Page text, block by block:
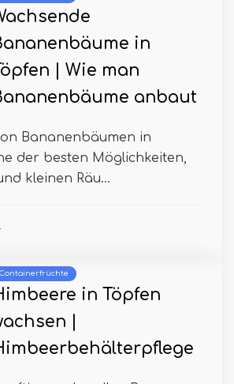
in
| Wie man
anbaut
Bananenbäumen in
der besten Möglichkeiten,
kleinen Räu...
Containerfrüchte
in Töpfen
|